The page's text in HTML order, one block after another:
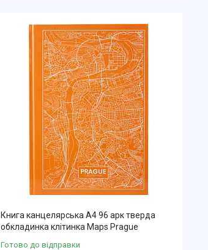
Книга канцелярська А4 96 арк тверда
обкладинка клітинка Maps Prague
Готово до відправки